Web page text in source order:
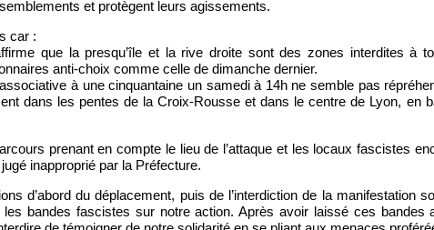
et protègent leurs agissements.
car :
que la presqu’île et la rive droite sont des zones interdites à
anti-choix comme celle de dimanche dernier.
à une cinquantaine un samedi à 14h ne semble pas
dans les pentes de la Croix-Rousse et dans le centre de Lyon, en
prenant en compte le lieu de l’attaque et les locaux fascistes
inapproprié par la Préfecture.
d’abord du déplacement, puis de l’interdiction de la manifestation
les bandes fascistes sur notre action. Après avoir laissé ces bandes